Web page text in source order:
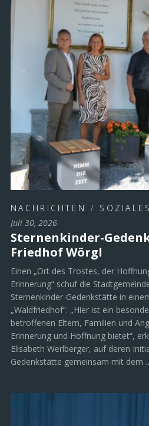
NACHRICHTEN / SOZIALES
Juli 30, 2026
Sternenkinder-
Friedhof Wörgl
Einen „Ort des Trostes, der
Erinnerung“ schuf die
Sternenkinder-Gedenkstätte in
„Waldfriedhof“. „Hier ist ein
betroffenen Eltern, Familien und
Erinnerung und Hoffnung bietet“,
Elisabeth Werlberger, auf deren
Gedenkstätte gemeinsam mit dem